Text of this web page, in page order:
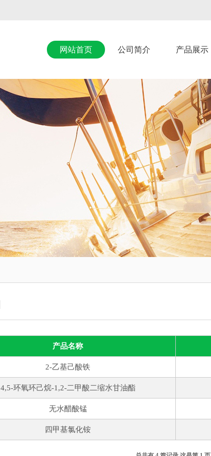
网站首页 公司简介 产品展示
产品名称
2-乙基己酸铁
4,5-环氧环己烷-1,2-二甲酸二缩水甘油酯
无水醋酸锰
四甲基氯化铵